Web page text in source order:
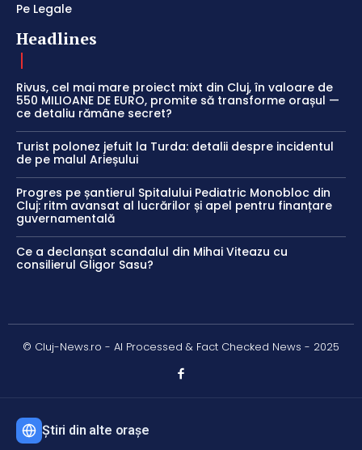
Pe Legale
Headlines
Rivus, cel mai mare proiect mixt din Cluj, în valoare de
550 MILIOANE DE EURO, promite să transforme orașul —
ce detaliu rămâne secret?
Turist polonez jefuit la Turda: detalii despre incidentul
de pe malul Arieșului
Progres pe șantierul Spitalului Pediatric Monobloc din
Cluj: ritm avansat al lucrărilor și apel pentru finanțare
guvernamentală
Ce a declanșat scandalul din Mihai Viteazu cu
consilierul Gligor Sasu?
© Cluj-News.ro - AI Processed & Fact Checked News - 2025
Știri din alte orașe